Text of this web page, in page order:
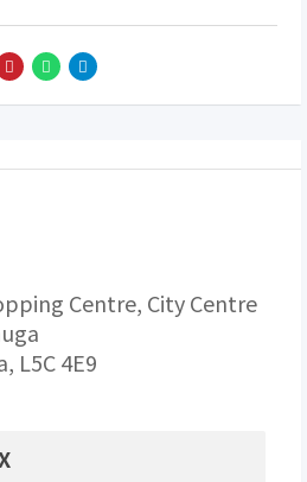
Centre, City Centre
L5C 4E9